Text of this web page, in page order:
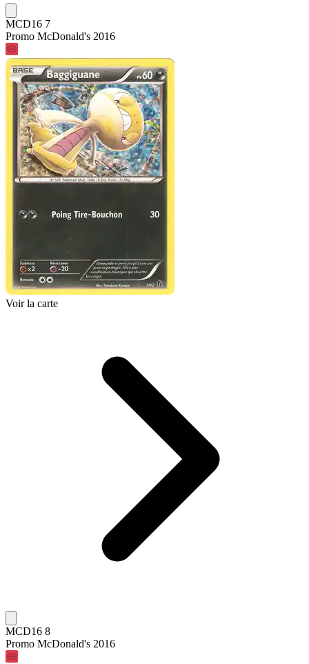
MCD16 7
Promo McDonald's 2016
Voir la carte
MCD16 8
Promo McDonald's 2016